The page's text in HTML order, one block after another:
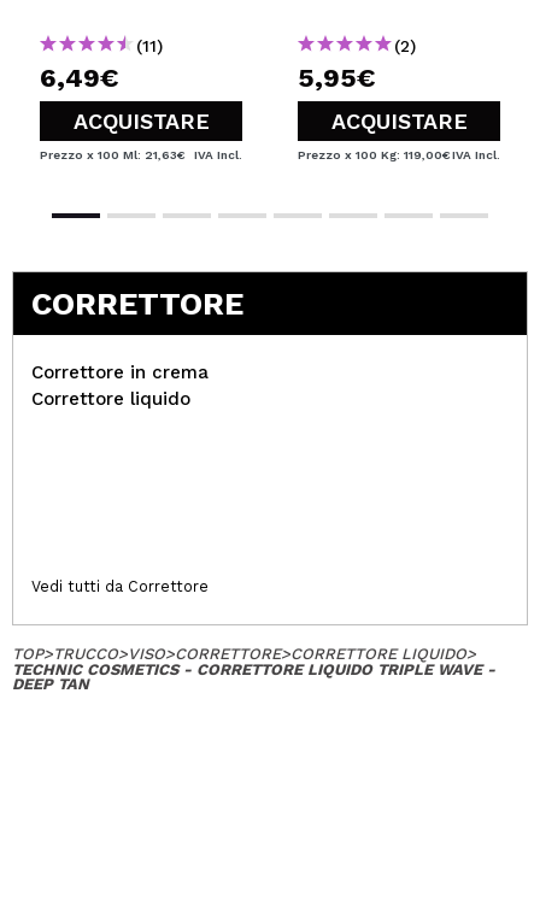
(11)
6,49€
ACQUISTARE
Prezzo x 100 Ml: 21,63€ IVA Incl.
(2)
5,95€
ACQUISTARE
Prezzo x 100 Kg: 119,00€IVA Incl.
CORRETTORE
Correttore in crema
Correttore liquido
Vedi tutti da Correttore
TOP>TRUCCO>VISO>CORRETTORE>CORRETTORE LIQUIDO>
TECHNIC COSMETICS - CORRETTORE LIQUIDO TRIPLE WAVE -
DEEP TAN